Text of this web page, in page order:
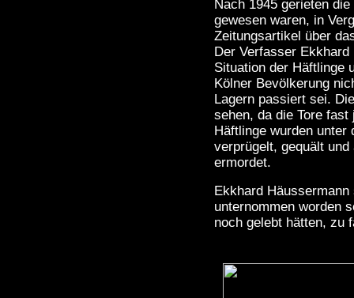
Nach 1945 gerieten
gewesen waren, in
Zeitungsartikel über
Der Verfasser
Situation der Häftlinge
Kölner Bevölkerung
Lagern passiert sei.
sehen, da die Tore fast
Häftlinge wurden unter
verprügelt, gequält
ermordet.
Ekkhard
unternommen worden
noch gelebt hätten, zu